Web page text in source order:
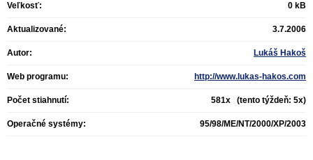
Veľkosť: 0 kB
Aktualizované: 3.7.2006
Autor: Lukáš Hakoš
Web programu: http://www.lukas-hakos.com
Počet stiahnutí: 581x (tento týždeň: 5x)
Operačné systémy: 95/98/ME/NT/2000/XP/2003